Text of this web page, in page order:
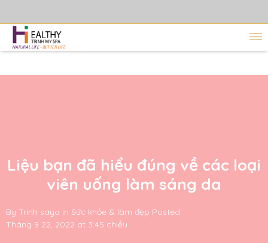
Liệu bạn đã hiểu đúng về các loại
viên uống làm sáng da
By Trinh saya in Sức khỏe & làm đẹp Posted
Tháng 9 22, 2022 at 3:45 chiều